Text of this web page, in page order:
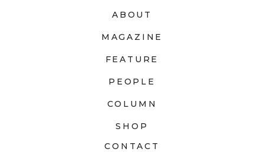
ABOUT
MAGAZINE
FEATURE
PEOPLE
COLUMN
SHOP
CONTACT